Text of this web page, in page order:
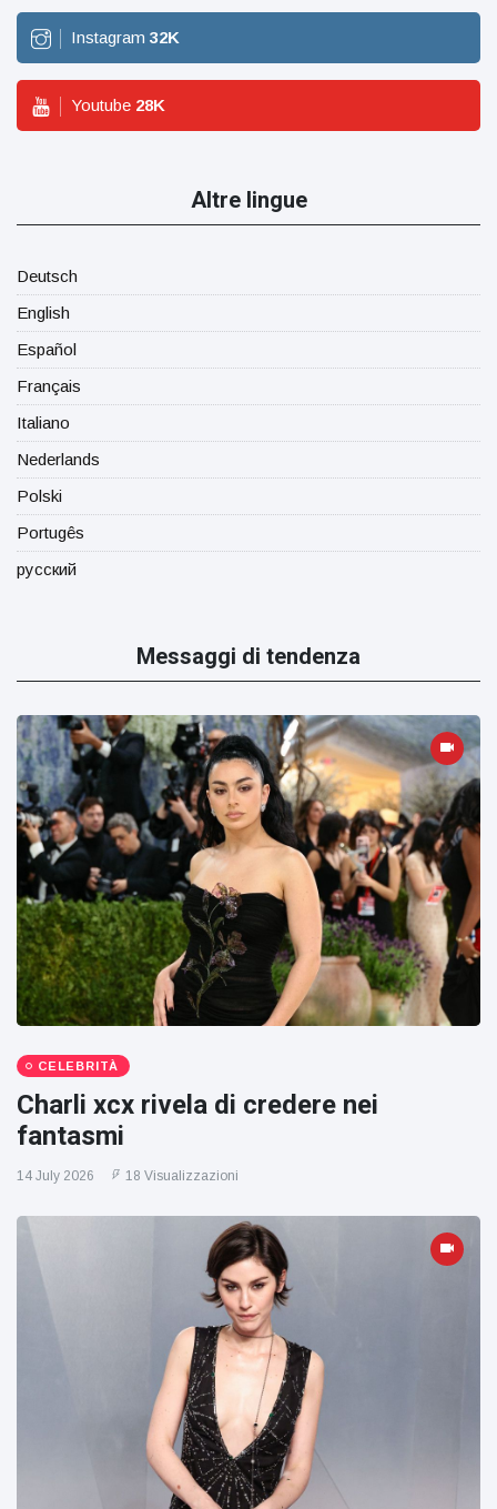
Instagram 32K
Youtube 28K
Altre lingue
Deutsch
English
Español
Français
Italiano
Nederlands
Polski
Portugês
русский
Messaggi di tendenza
CELEBRITÀ
Charli xcx rivela di credere nei
fantasmi
14 July 2026 18 Visualizzazioni